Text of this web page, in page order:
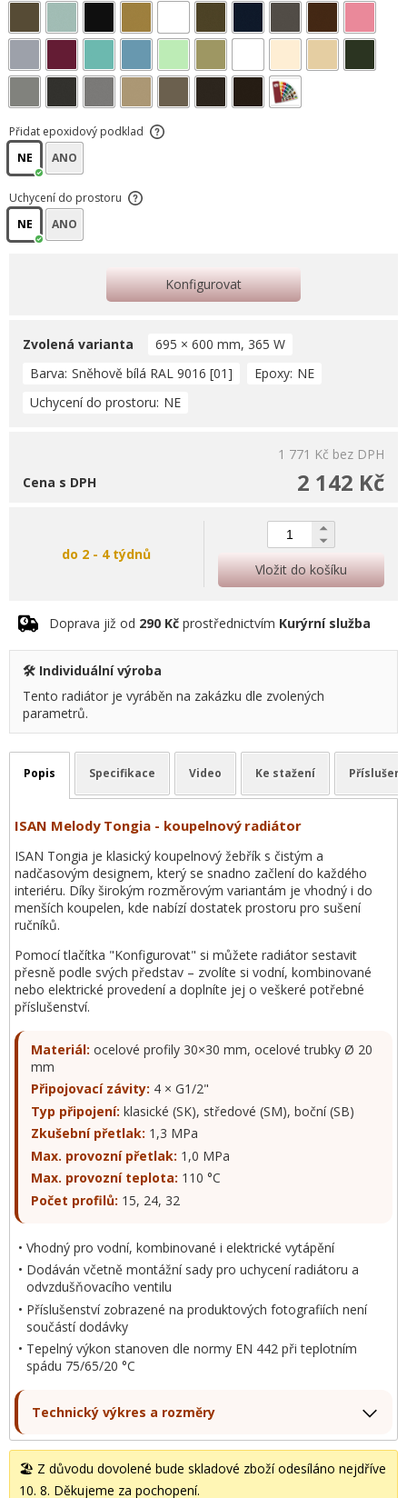
🏖️ Z důvodu dovolené bude skladové zboží odesíláno nejdříve
10. 8. Děkujeme za pochopení.
Přidat epoxidový podklad
NE
ANO
Uchycení do prostoru
NE
ANO
Konfigurovat
Zvolená varianta
695 × 600 mm, 365 W
Barva Sněhově bílá RAL 9016 [01] Epoxy NE
Uchycení do prostoru NE
1 771 Kč bez DPH
2 142 Kč
Cena s DPH
do 2 - 4 týdnů
Vložit do košíku
Doprava již od 290 Kč prostřednictvím Kurýrní služba
🛠️ Individuální výroba
Tento radiátor je vyráběn na zakázku dle zvolených
parametrů.
Popis Specifikace Video Ke stažení
ISAN Melody Tongia - koupelnový radiátor
ISAN Tongia je klasický koupelnový žebřík s čistým a
nadčasovým designem, který se snadno začlení do každého
interiéru. Díky širokým rozměrovým variantám je vhodný i do
menších koupelen, kde nabízí dostatek prostoru pro sušení
ručníků.
Pomocí tlačítka "Konfigurovat" si můžete radiátor sestavit
přesně podle svých představ – zvolíte si vodní, kombinované
nebo elektrické provedení a doplníte jej o veškeré potřebné
příslušenství.
Materiál: ocelové profily 30×30 mm, ocelové trubky Ø 20
mm
Připojovací závity: 4 × G1/2"
Typ připojení: klasické (SK), středové (SM), boční (SB)
Zkušební přetlak: 1,3 MPa
Max. provozní přetlak: 1,0 MPa
Max. provozní teplota: 110 °C
Počet profilů: 15, 24, 32
Vhodný pro vodní, kombinované i elektrické vytápění
Dodáván včetně montážní sady pro uchycení radiátoru a
odvzdušňovacího ventilu
Příslušenství zobrazené na produktových fotografiích není
součástí dodávky
Tepelný výkon stanoven dle normy EN 442 při teplotním
spádu 75/65/20 °C
Technický výkres a rozměry